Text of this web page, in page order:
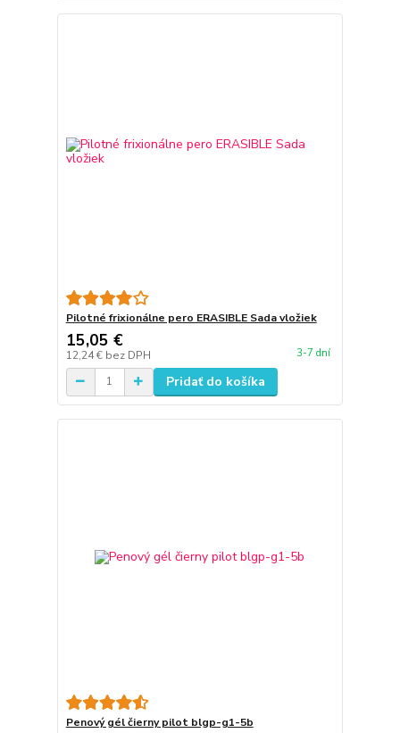
Pilotné frixionálne pero ERASIBLE Sada vložiek
15,05 €
12,24 € bez DPH 3-7 dní
Pridať do košíka
Penový gél čierny pilot blgp-g1-5b